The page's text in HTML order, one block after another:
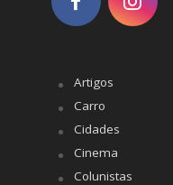
Artigos
Carro
Cidades
Cinema
Colunistas